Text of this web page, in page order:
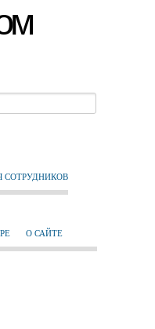
СОТРУДНИКОВ
О САЙТЕ